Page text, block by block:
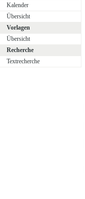
Kalender
Übersicht
Vorlagen
Übersicht
Recherche
Textrecherche